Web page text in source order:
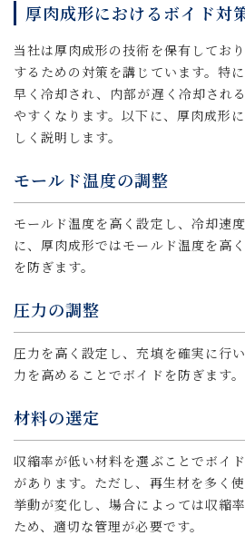
厚肉成形におけるボイド対
当社は厚肉成形の技術を保有してお
するための対策を講じています。特
早く冷却され、内部が遅く冷却され
やすくなります。以下に、厚肉成形
しく説明します。
モールド温度の調整
モールド温度を高く設定し、冷却速
に、厚肉成形ではモールド温度を高
を防ぎます。
圧力の調整
圧力を高く設定し、充填を確実に行
力を高めることでボイドを防ぎます。
材料の選定
収縮率が低い材料を選ぶことでボイ
があります。ただし、再生材を多く
挙動が変化し、場合によっては収縮
ため、適切な管理が必要です。